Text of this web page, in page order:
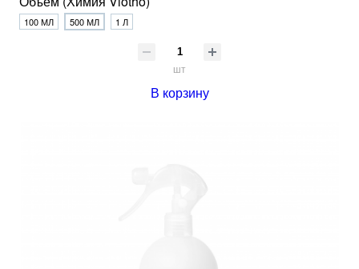
100 МЛ 500 МЛ 1 Л
шт
В корзину